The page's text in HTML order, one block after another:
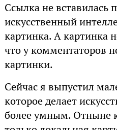
Ссылка не вставилась
искусственный
картинка. А картинка
что у комментаторов
картинки.
Сейчас я выпустил
которое делает
более умным. Отныне